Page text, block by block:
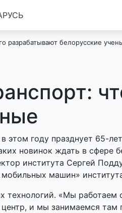
разрабатывают белорусские
году празднует 65-
новинок ждать в сфере
института Сергей
машин»
технологий. «Мы работаем
и мы занимаемся